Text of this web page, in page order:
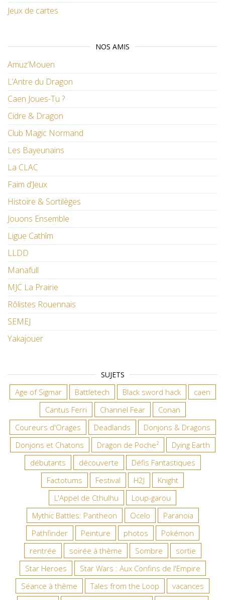
Jeux de cartes
NOS AMIS
Amuz’Mouen
L’Antre du Dragon
Caen Joues-Tu ?
Cidre & Dragon
Club Magic Normand
Les Bayeunains
La CLAC
Faim d’Jeux
Histoire & Sortilèges
Jouons Ensemble
Ligue Cathîm
LLDD
Manafull
MJC La Prairie
Rôlistes Rouennais
SEMEJ
Yakajouer
SUJETS
Age of Sigmar Battletech Black sword hack
caen
Cantus Ferri
Channel Fear
Conan
Coureurs d'Orages
Deadlands
Donjons & Dragons
Donjons et Chatons
Dragon de Poche²
Dying Earth
débutants
découverte
Défis Fantastiques
Factotums
Festival H2J
Knight
L'Appel de Cthulhu
Loup-garou
Mythic Battles: Pantheon
Ocelo
Paranoïa
Pathfinder
Peinture photos
Pokémon
rentrée
soirée à thème Sombre
sortie
Star Heroes
Star Wars : Aux Confins de l'Empire
Séance à thème
Tales from the Loop
vacances